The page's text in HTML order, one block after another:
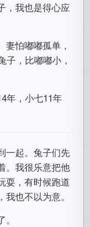
，我也是得心应
妻怕嘟嘟孤单，
子，比嘟嘟小，
年，小七11年
一起。兔子们先
。我很乐意把他
耍，有时候跑道
也不以为意。